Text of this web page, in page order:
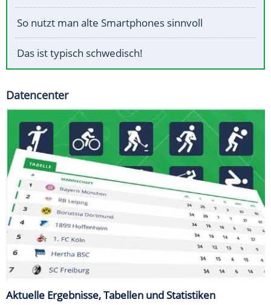
So nutzt man alte Smartphones sinnvoll
Das ist typisch schwedisch!
Datencenter
Aktuelle Ergebnisse, Tabellen und Statistiken